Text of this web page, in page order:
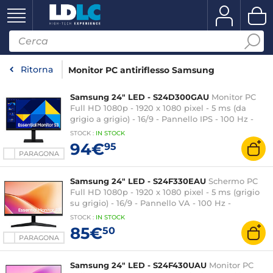
Ritorna Monitor PC antiriflesso Samsung
PARAGONA
Samsung 24" LED - S24D300GAU Monitor PC
Full HD 1080p - 1920 x 1080 pixel - 5 ms (da
grigio a grigio) - 16/9 - Pannello IPS - 100 Hz -
HDMI/VGA - Nero
STOCK : IN STOCK
94€95
PARAGONA
Samsung 24" LED - S24F330EAU Schermo PC
Full HD 1080p - 1920 x 1080 pixel - 5 ms (grigio
su grigio) - 16/9 - Pannello VA - 100 Hz -
HDMI/VGA - Nero
STOCK : IN STOCK
85€50
Samsung 24" LED - S24F430UAU Monitor PC